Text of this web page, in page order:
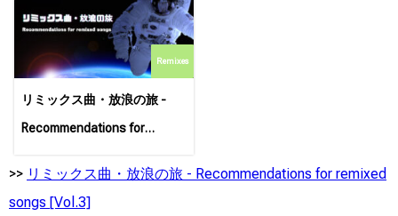
Remixes
リミックス曲・放浪の旅 -
Recommendations for
>> リミックス曲・放浪の旅 - Recommendations for remixed
songs [Vol.3]